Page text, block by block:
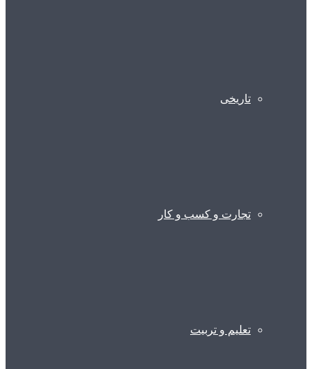
تاریخی
تجارت و کسب و کار
تعلیم و تربیت